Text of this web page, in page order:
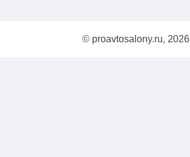
© proavtosalony.ru, 2026